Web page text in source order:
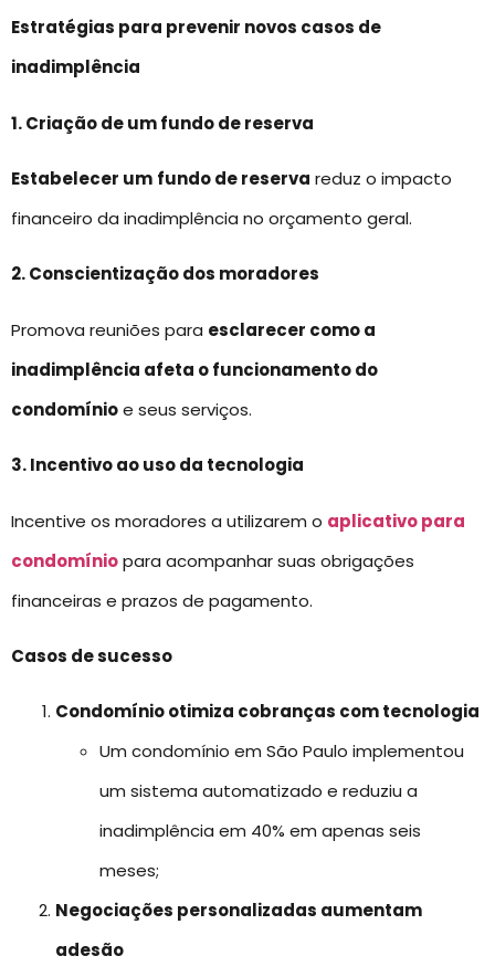
Estratégias para prevenir novos casos de
inadimplência
1. Criação de um fundo de reserva
Estabelecer um fundo de reserva reduz o impacto
financeiro da inadimplência no orçamento geral.
2. Conscientização dos moradores
Promova reuniões para esclarecer como a
inadimplência afeta o funcionamento do
condomínioe seus serviços.
3. Incentivo ao uso da tecnologia
Incentive os moradores a utilizarem o aplicativo para
condomíniopara acompanhar suas obrigações
financeiras e prazos de pagamento.
Casos de sucesso
Condomínio otimiza cobranças com tecnologia
Um condomínio em São Paulo implementou
um sistema automatizado e reduziu a
inadimplência em 40% em apenas seis
meses;
Negociações personalizadas aumentam
adesão